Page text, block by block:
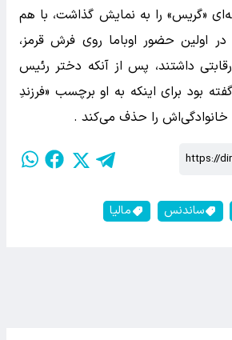
۱۴ دقیقه‌ای «گریس» را به نمایش گذاشت، با هم
اولین حضور اوباما روی فرش قرمز،
داشتند، پس از آنکه دختر رئیس
بود برای اینکه به او برچسب «فرزندِ
خانوادگی‌اش را حذف می‌کند .
ساندنس مالیا